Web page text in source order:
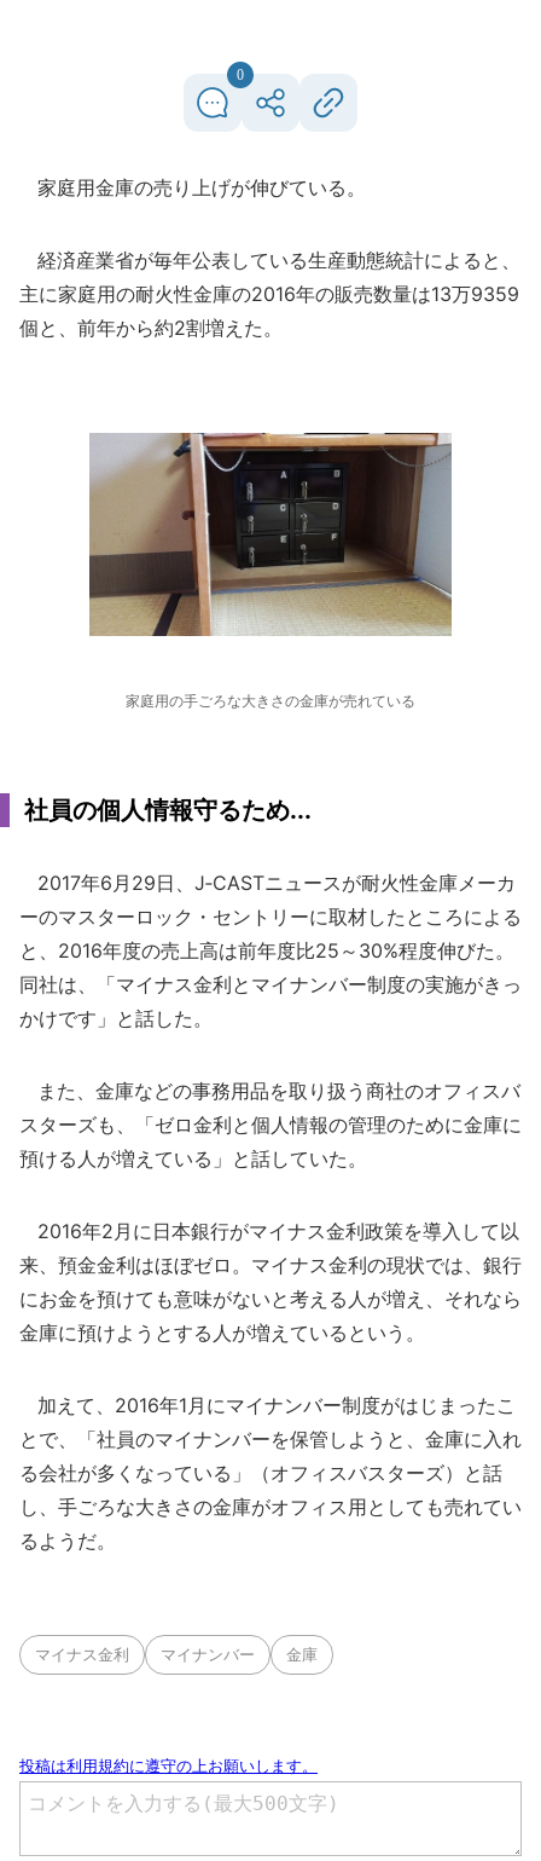
0
家庭用金庫の売り上げが伸びている。
経済産業省が毎年公表している生産動態統計によると、
主に家庭用の耐火性金庫の2016年の販売数量は13万9359
個と、前年から約2割増えた。
家庭用の手ごろな大きさの金庫が売れている
社員の個人情報守るため...
2017年6月29日、J‐CASTニュースが耐火性金庫メーカ
ーのマスターロック・セントリーに取材したところによる
と、2016年度の売上高は前年度比25～30%程度伸びた。
同社は、「マイナス金利とマイナンバー制度の実施がきっ
かけです」と話した。
また、金庫などの事務用品を取り扱う商社のオフィスバ
スターズも、「ゼロ金利と個人情報の管理のために金庫に
預ける人が増えている」と話していた。
2016年2月に日本銀行がマイナス金利政策を導入して以
来、預金金利はほぼゼロ。マイナス金利の現状では、銀行
にお金を預けても意味がないと考える人が増え、それなら
金庫に預けようとする人が増えているという。
加えて、2016年1月にマイナンバー制度がはじまったこ
とで、「社員のマイナンバーを保管しようと、金庫に入れ
る会社が多くなっている」（オフィスバスターズ）と話
し、手ごろな大きさの金庫がオフィス用としても売れてい
るようだ。
マイナス金利 マイナンバー 金庫